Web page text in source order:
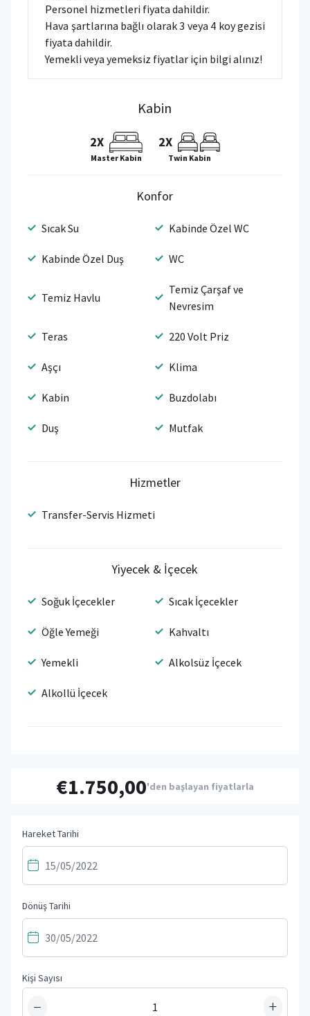
Personel hizmetleri fiyata dahildir.
Hava şartlarına bağlı olarak 3 veya 4 koy gezisi
fiyata dahildir.
Yemekli veya yemeksiz fiyatlar için bilgi alınız!
Kabin
2X
Master Kabin
2X
Twin Kabin
Konfor
Sıcak Su Kabinde Özel WC
Kabinde Özel Duş WC
Temiz Havlu
Temiz Çarşaf ve
Nevresim
Teras 220 Volt Priz
Aşçı Klima
Kabin Buzdolabı
Duş Mutfak
Hizmetler
Transfer-Servis Hizmeti
Yiyecek & İçecek
Soğuk İçecekler Sıcak İçecekler
Öğle Yemeği Kahvaltı
Yemekli Alkolsüz İçecek
Alkollü İçecek
€1.750,00'den başlayan fiyatlarla
Hareket Tarihi
Dönüş Tarihi
Kişi Sayısı
− +